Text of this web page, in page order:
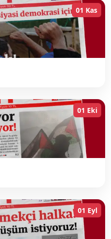
01 Kas
01 Eki
01 Eyl